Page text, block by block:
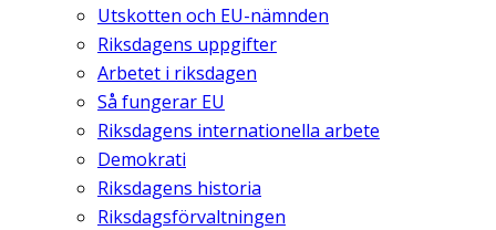
Utskotten och EU-nämnden
Riksdagens uppgifter
Arbetet i riksdagen
Så fungerar EU
Riksdagens internationella arbete
Demokrati
Riksdagens historia
Riksdagsförvaltningen